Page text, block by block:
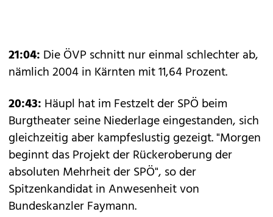
21:04: Die ÖVP schnitt nur einmal schlechter ab,
nämlich 2004 in Kärnten mit 11,64 Prozent.
20:43: Häupl hat im Festzelt der SPÖ beim
Burgtheater seine Niederlage eingestanden, sich
gleichzeitig aber kampfeslustig gezeigt. "Morgen
beginnt das Projekt der Rückeroberung der
absoluten Mehrheit der SPÖ", so der
Spitzenkandidat in Anwesenheit von
Bundeskanzler Faymann.